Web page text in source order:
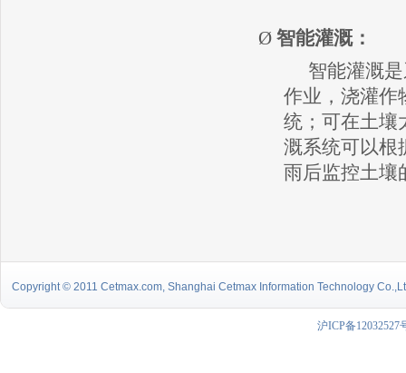
Ø 智能灌溉：
智能灌溉
作业，浇灌作
统；可在土壤
溉系统可以根
雨后监控土壤
Copyright © 2011 Cetmax.com, Shanghai Cetmax Information Technology
沪ICP备12032527